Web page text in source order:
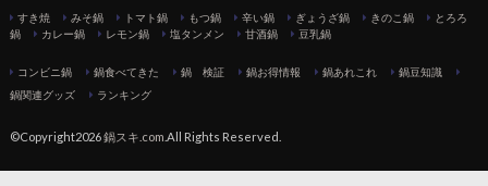
すき焼 みそ鍋 トマト鍋 もつ鍋 辛い鍋 ぎょうざ鍋 きのこ鍋
とろろ
鍋
カレー鍋 レモン鍋 塩タンメン 甘酒鍋 豆乳鍋
コンビニ鍋 鍋食べてきた 鍋 検証 鍋お得情報 鍋あれこれ
鍋豆知識
鍋関連グッズ
ランキング
©Copyright2026鍋スキ.com .All Rights Reserved.